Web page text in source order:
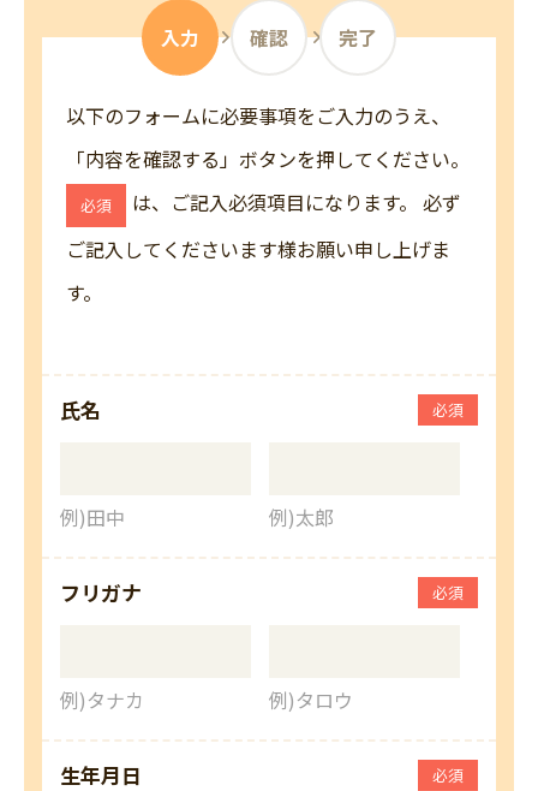
入力 確認 完了
以下のフォームに必要事項をご入力のうえ、
「内容を確認する」ボタンを押してください。
必須
は、ご記入必須項目になります。 必ず
ご記入してくださいます様お願い申し上げま
す。
氏名 必須
例)田中 例)太郎
フリガナ 必須
例)タナカ 例)タロウ
生年月日 必須